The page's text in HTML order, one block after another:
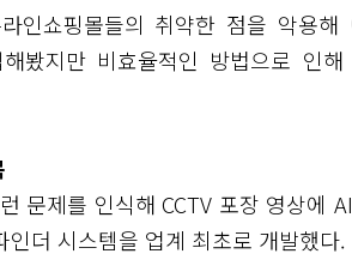
인쇼핑몰들의 취약한 점을 악용
봤지만 비효율적인 방법으로 인
문제를 인식해 CCTV 포장 영상에
인더 시스템을 업계 최초로 개발했다.